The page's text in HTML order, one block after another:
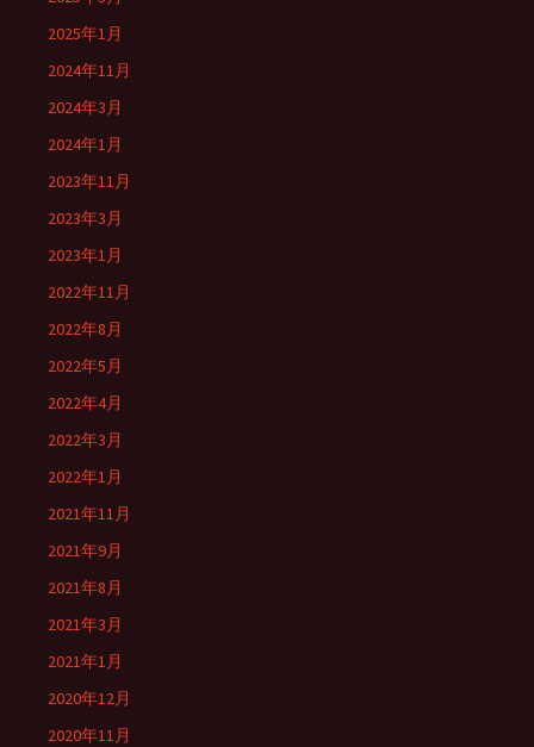
2025年1月
2024年11月
2024年3月
2024年1月
2023年11月
2023年3月
2023年1月
2022年11月
2022年8月
2022年5月
2022年4月
2022年3月
2022年1月
2021年11月
2021年9月
2021年8月
2021年3月
2021年1月
2020年12月
2020年11月